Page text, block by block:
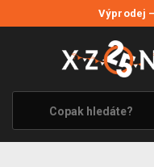
Výprodej
VÝPRODEJ
VIDEOHRY
XZONE ORIGINALS
TÉMATIKY